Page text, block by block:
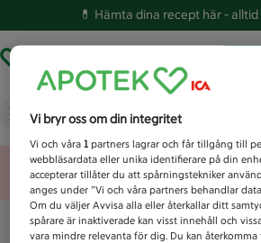
💊 Hämta dina recept här -
Vad letar du efter idag?
Unknown error
Vi bryr oss om din integritet
Vi och våra1 partners lagrar och får tillgång till
webbläsardata eller unika identifierare på din
accepterar tillåter du att spårningstekniker
anges under ”Vi och våra partners behandlar
Om du väljer Avvisa alla eller återkallar ditt
spårare är inaktiverade kan visst innehåll och
vara mindre relevanta för dig. Du kan